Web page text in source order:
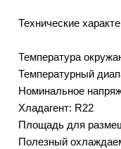
Технические
Температура
Температурный
Номинальное
Хладагент: R22
Площадь для
Полезный